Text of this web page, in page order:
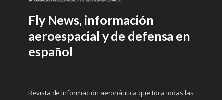
Fly News, información
aeroespacial y de defensa en
español
Revista de información aeronáutica que toca todas las